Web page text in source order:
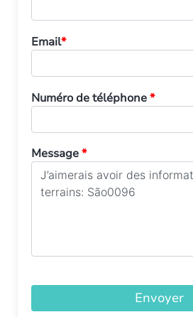
Email*
Numéro de téléphone*
Message*
Envoyer